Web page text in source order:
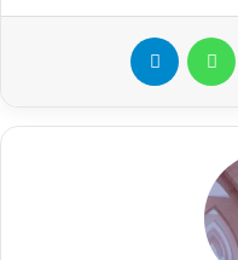
ماسنجر واتساب